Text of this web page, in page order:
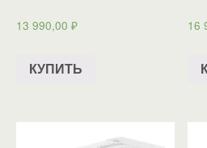
13 990,00 ₽
КУПИТЬ
16